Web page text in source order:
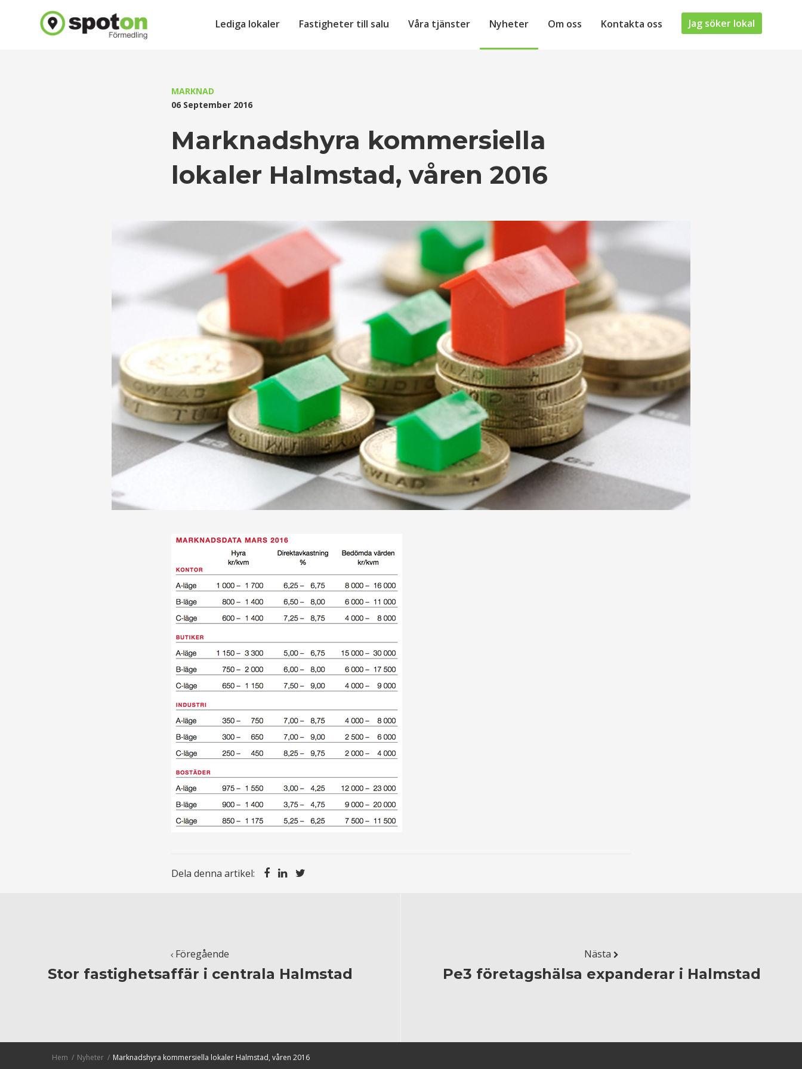
Lediga lokaler Fastigheter till salu Våra tjänster Nyheter Om oss Kontakta oss Jag söker lokal
MARKNAD
06 September 2016
Marknadshyra kommersiella
lokaler Halmstad, våren 2016
Dela denna artikel:
Föregående
Stor fastighetsaffär i centrala Halmstad
Nästa
Pe3 företagshälsa expanderar i Halmstad
Hem Nyheter Marknadshyra kommersiella lokaler Halmstad, våren 2016